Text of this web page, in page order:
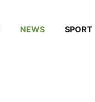
NEWS SPORT